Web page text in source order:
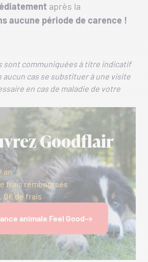
après la
aucune période de carence !
sont communiquées à titre indicatif
aucun cas se substituer à une visite
en cas de maladie de votre
Goodflair
an
frais remboursés
0€ de frais
animale Feel Good